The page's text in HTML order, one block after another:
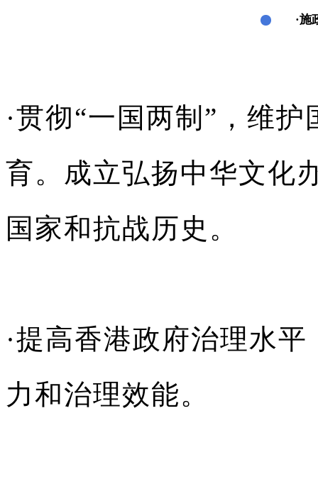
·施
·贯彻“一国两制”，维
育。成立弘扬中华文化
国家和抗战历史。
·提高香港政府治理水
力和治理效能。